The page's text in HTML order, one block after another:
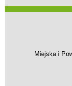
Miejska i